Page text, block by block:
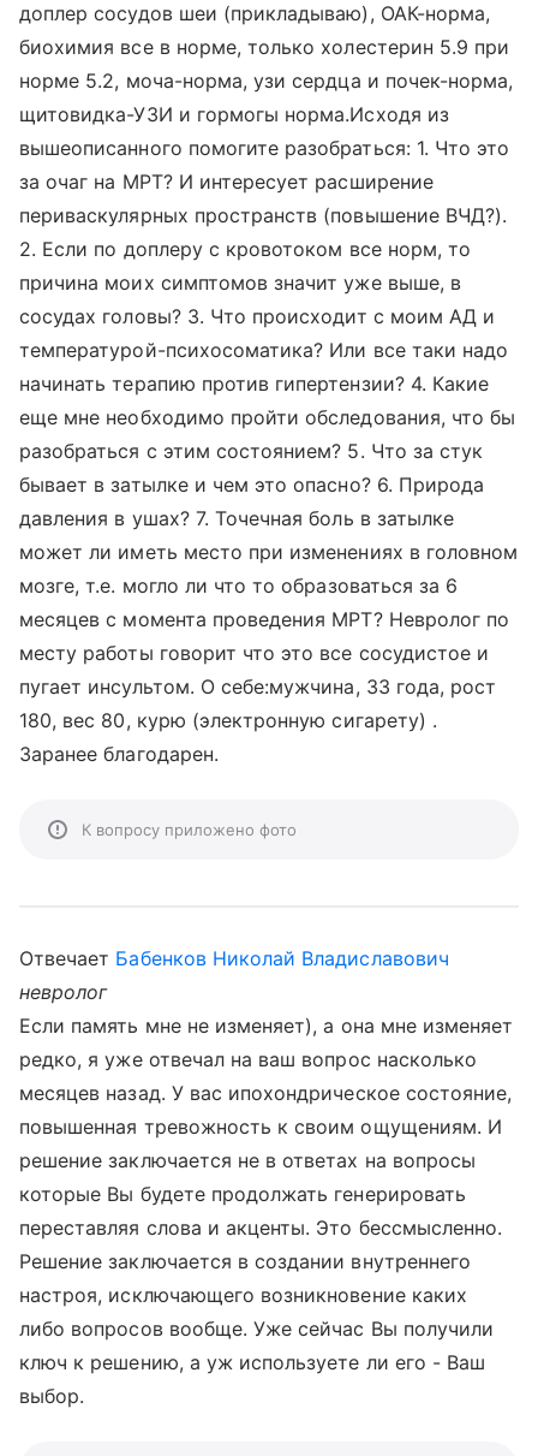
доплер сосудов шеи (прикладываю), ОАК-норма,
биохимия все в норме, только холестерин 5.9 при
норме 5.2, моча-норма, узи сердца и почек-норма,
щитовидка-УЗИ и гормогы норма.Исходя из
вышеописанного помогите разобраться: 1. Что это
за очаг на МРТ? И интересует расширение
периваскулярных пространств (повышение ВЧД?).
2. Если по доплеру с кровотоком все норм, то
причина моих симптомов значит уже выше, в
сосудах головы? 3. Что происходит с моим АД и
температурой-психосоматика? Или все таки надо
начинать терапию против гипертензии? 4. Какие
еще мне необходимо пройти обследования, что бы
разобраться с этим состоянием? 5. Что за стук
бывает в затылке и чем это опасно? 6. Природа
давления в ушах? 7. Точечная боль в затылке
может ли иметь место при изменениях в головном
мозге, т.е. могло ли что то образоваться за 6
месяцев с момента проведения МРТ? Невролог по
месту работы говорит что это все сосудистое и
пугает инсультом. О себе:мужчина, 33 года, рост
180, вес 80, курю (электронную сигарету) .
Заранее благодарен.
К вопросу приложено фото
Отвечает Бабенков Николай Владиславович
невролог
Если память мне не изменяет), а она мне изменяет
редко, я уже отвечал на ваш вопрос насколько
месяцев назад. У вас ипохондрическое состояние,
повышенная тревожность к своим ощущениям. И
решение заключается не в ответах на вопросы
которые Вы будете продолжать генерировать
переставляя слова и акценты. Это бессмысленно.
Решение заключается в создании внутреннего
настроя, исключающего возникновение каких
либо вопросов вообще. Уже сейчас Вы получили
ключ к решению, а уж используете ли его - Ваш
выбор.